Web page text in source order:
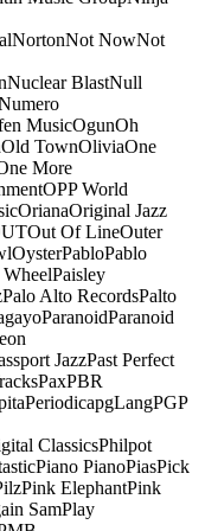
NortonNot NowNot
Nuclear BlastNull
MusicOgunOh
Old TownOliviaOne
More
OPP World
OrianaOriginal Jazz
Out Of LineOuter
OysterPabloPablo
WheelPaisley
Palo Alto RecordsPalto
ParanoidParanoid
JazzPast Perfect
PaxPBR
PeriodicapgLangPGP
ClassicsPhilpot
Piano PianoPiasPick
Pink ElephantPink
SamPlay